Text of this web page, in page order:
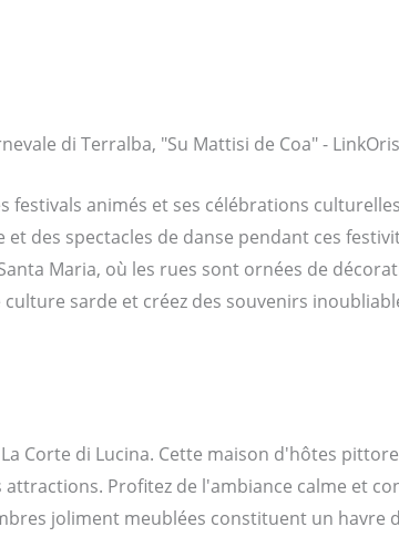
animés et ses célébrations
des spectacles de danse pendant ces
Maria, où les rues sont ornées de
sarde et créez des souvenirs
Corte di Lucina. Cette maison d'hôtes
Profitez de l'ambiance calme et
joliment meublées constituent un havre